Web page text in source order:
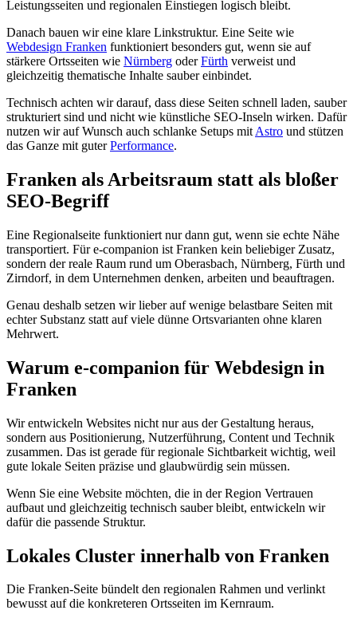
Leistungsseiten und regionalen Einstiegen logisch bleibt.
Danach bauen wir eine klare Linkstruktur. Eine Seite wie
Webdesign Franken funktioniert besonders gut, wenn sie auf
stärkere Ortsseiten wie Nürnberg oderFürth verweist und
gleichzeitig thematische Inhalte sauber einbindet.
Technisch achten wir darauf, dass diese Seiten schnell laden, sauber
strukturiert sind und nicht wie künstliche SEO-Inseln wirken. Dafür
nutzen wir auf Wunsch auch schlanke Setups mit Astro und stützen
das Ganze mit guterPerformance.
Franken als Arbeitsraum statt als bloßer
SEO-Begriff
Eine Regionalseite funktioniert nur dann gut, wenn sie echte Nähe
transportiert. Für e-companion ist Franken kein beliebiger Zusatz,
sondern der reale Raum rund um Oberasbach, Nürnberg, Fürth und
Zirndorf, in dem Unternehmen denken, arbeiten und beauftragen.
Genau deshalb setzen wir lieber auf wenige belastbare Seiten mit
echter Substanz statt auf viele dünne Ortsvarianten ohne klaren
Mehrwert.
Warum e-companion für Webdesign in
Franken
Wir entwickeln Websites nicht nur aus der Gestaltung heraus,
sondern aus Positionierung, Nutzerführung, Content und Technik
zusammen. Das ist gerade für regionale Sichtbarkeit wichtig, weil
gute lokale Seiten präzise und glaubwürdig sein müssen.
Wenn Sie eine Website möchten, die in der Region Vertrauen
aufbaut und gleichzeitig technisch sauber bleibt, entwickeln wir
dafür die passende Struktur.
Lokales Cluster innerhalb von Franken
Die Franken-Seite bündelt den regionalen Rahmen und verlinkt
bewusst auf die konkreteren Ortsseiten im Kernraum.